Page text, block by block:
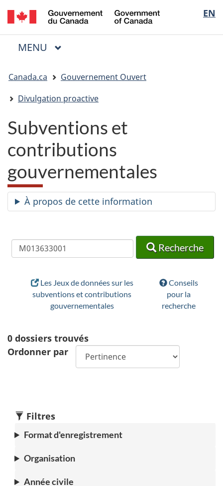
Passer
au
contenu
Passer
à
« Au
Passer
à
la
EN
of
Menu
MENU PRINCIPAL
êtes
ici
Canada.ca
Gouvernement Ouvert
Divulgation proactive
Subventions et
contributions
gouvernementales
À propos de cette information
Recherche
Recherche
Recherche
Les Jeux de données sur les
subventions et contributions
gouvernementales
Conseils
pour la
recherche
0 dossiers trouvés
Ordonner par
Filtres
Format d'enregistrement
Organisation
Année civile